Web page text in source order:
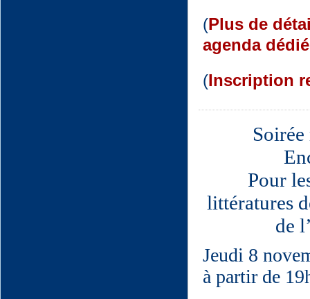
(Plus de
agenda
(Inscription
Soirée
Pour
littératures
de
Jeudi 8
à partir de